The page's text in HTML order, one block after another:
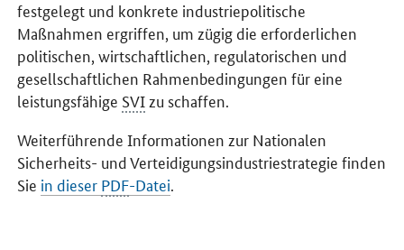
festgelegt und konkrete industriepolitische
Maßnahmen ergriffen, um zügig die erforderlichen
politischen, wirtschaftlichen, regulatorischen und
gesellschaftlichen Rahmenbedingungen für eine
leistungsfähige SVI zu schaffen.
Weiterführende Informationen zur Nationalen
Sicherheits- und Verteidigungsindustriestrategie finden
Sie in dieser PDF-Datei.